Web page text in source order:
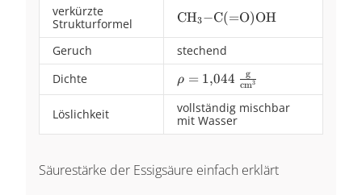
verkürzte
Strukturformel
\ce{CH3-
C(=O)OH}
CHX
3−C(=O)OH
Geruch
stechend
Dichte
\rho =
\pu{1,044
g//cm3}
ρ = 1,044 cm3
g
Löslichkeit
vollständig mischbar
mit Wasser
Säurestärke der Essigsäure einfach erklärt